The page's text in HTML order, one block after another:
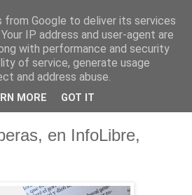
en InfoLibre,
from Google to deliver its services
IP address and user-agent are
with performance and security
of service, generate usage
and address abuse.
MORE GOT IT